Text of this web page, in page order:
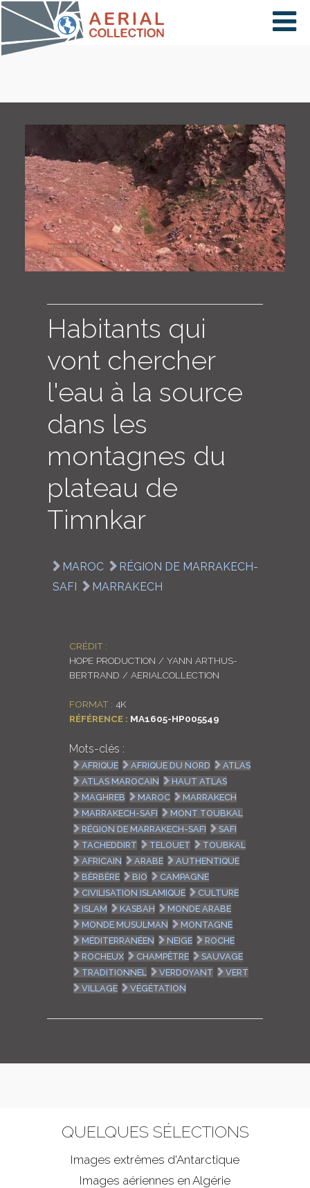
×
PAYS
CARTE
COLLECTIONS
ENGLISH
Habitants qui
vont chercher
l'eau à la source
dans les
montagnes du
plateau de
Timnkar
MAROC
RÉGION DE MARRAKECH-
SAFI
MARRAKECH
CRÉDIT :
HOPE PRODUCTION / YANN ARTHUS-
BERTRAND / AERIALCOLLECTION
FORMAT : 4K
RÉFÉRENCE : MA1605-HP005549
Mots-clés :
AFRIQUE AFRIQUE DU NORD
ATLAS
ATLAS MAROCAIN
HAUT ATLAS
MAGHREB
MAROC
MARRAKECH
MARRAKECH-SAFI
MONT TOUBKAL
RÉGION DE MARRAKECH-SAFI
SAFI
TACHEDDIRT
TELOUET
TOUBKAL
AFRICAIN
ARABE
AUTHENTIQUE
BÈRBÈRE
BIO
CAMPAGNE
CIVILISATION ISLAMIQUE
CULTURE
ISLAM
KASBAH
MONDE ARABE
MONDE MUSULMAN
MONTAGNE
MÉDITERRANÉEN
NEIGE
ROCHE
ROCHEUX
CHAMPÊTRE
SAUVAGE
TRADITIONNEL
VERDOYANT
VERT
VILLAGE
VÉGÉTATION
QUELQUES SÉLECTIONS
Images extrêmes d'Antarctique
Images aériennes en Algérie